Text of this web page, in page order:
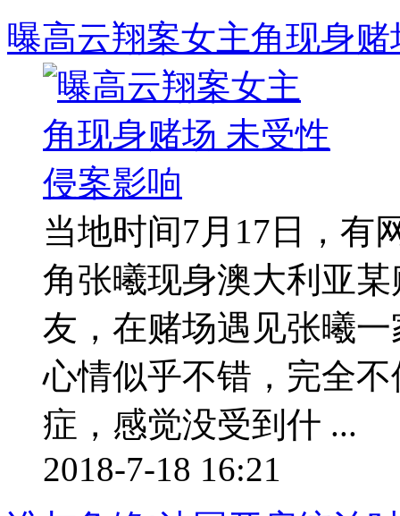
曝高云翔案女主角现身
当地时间7月17日，有
角张曦现身澳大利亚
友，在赌场遇见张曦
心情似乎不错，完全
症，感觉没受到什 ...
2018-7-18 16:21